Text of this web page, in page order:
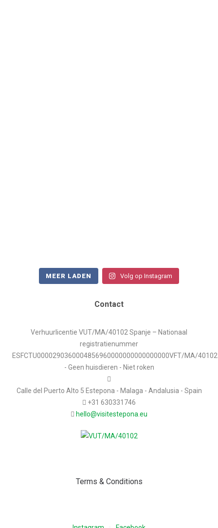
MEER LADEN Volg op Instagram
Contact
Verhuurlicentie VUT/MA/40102 Spanje – Nationaal
registratienummer
ESFCTU0000290360004856960000000000000000VFT/MA/
- Geen huisdieren - Niet roken
Calle del Puerto Alto 5 Estepona - Malaga - Andalusia - Spain
+31 630331746
hello@visitestepona.eu
Terms & Conditions